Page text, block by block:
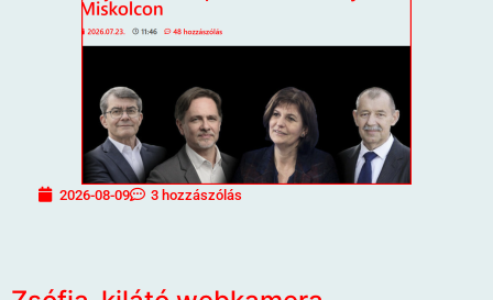
2026-08-09 3 hozzászólás